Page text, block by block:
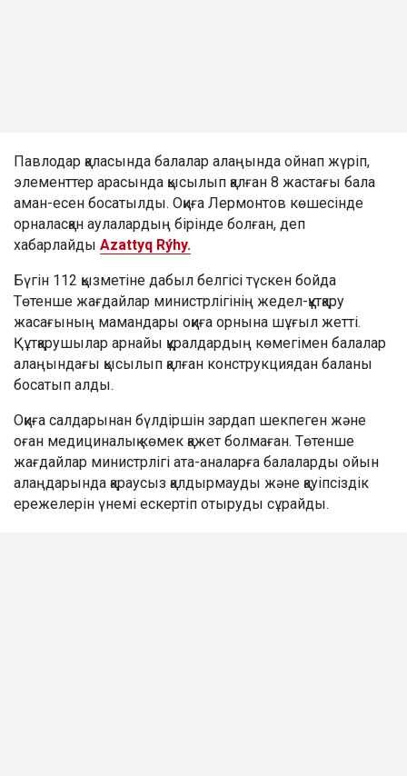
Павлодар қаласында балалар алаңында ойнап жүріп,
элементтер арасында қысылып қалған 8 жастағы бала
аман-есен босатылды. Оқиға Лермонтов көшесінде
орналасқан аулалардың бірінде болған, деп
хабарлайды Azattyq Rýhy.
Бүгін 112 қызметіне дабыл белгісі түскен бойда
Төтенше жағдайлар министрлігінің жедел-құтқару
жасағының мамандары оқиға орнына шұғыл жетті.
Құтқарушылар арнайы құралдардың көмегімен балалар
алаңындағы қысылып қалған конструкциядан баланы
босатып алды.
Оқиға салдарынан бүлдіршін зардап шекпеген және
оған медициналық көмек қажет болмаған. Төтенше
жағдайлар министрлігі ата-аналарға балаларды ойын
алаңдарында қараусыз қалдырмауды және қауіпсіздік
ережелерін үнемі ескертіп отыруды сұрайды.